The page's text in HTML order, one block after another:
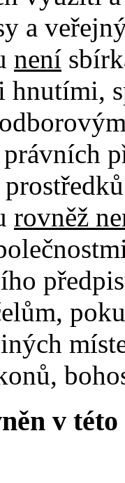
a
není
rovněž
v